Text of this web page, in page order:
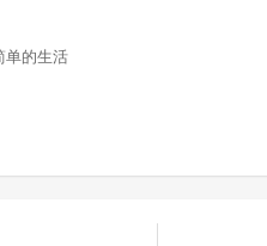
单的生活